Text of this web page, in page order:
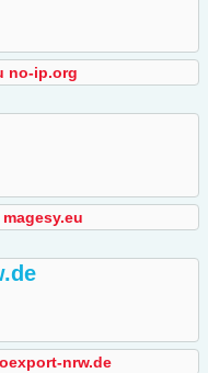
no-ip.org
nrw.de